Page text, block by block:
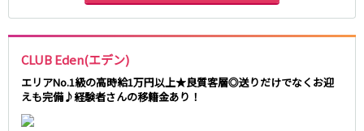
CLUB Eden(エデン)
エリアNo.1級の高時給1万円以上★良質客層◎送りだけでなくお迎
えも完備♪経験者さんの移籍金あり！
該当求人 0件 選択した内容で設定
川口駅
日暮里駅
品川駅
西川口駅
大森駅
東十条駅